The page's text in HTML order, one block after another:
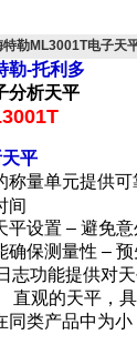
特勒ML3001T电子天
勒-托利多
分析天平
平
称量单元提供
间
平设置 – 避免
确保测量性 –
志功能提供对
直观的天平，
同类产品中为小